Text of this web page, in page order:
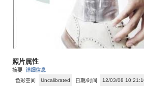
照片属性
摘要 详细信息
色彩空间
Uncalibrated 日期/时间 12/03/08